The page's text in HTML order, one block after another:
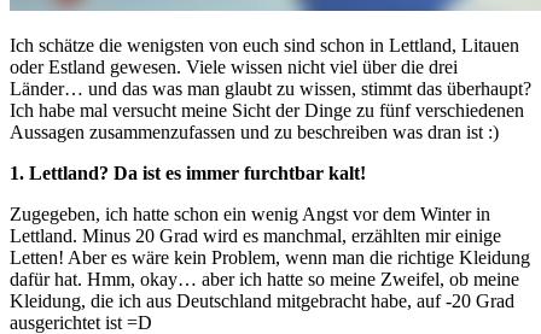
Ich schätze die wenigsten von euch sind schon in Lettland, Litauen
oder Estland gewesen. Viele wissen nicht viel über die drei
Länder… und das was man glaubt zu wissen, stimmt das überhaupt?
Ich habe mal versucht meine Sicht der Dinge zu fünf verschiedenen
Aussagen zusammenzufassen und zu beschreiben was dran ist :)
1. Lettland? Da ist es immer furchtbar kalt!
Zugegeben, ich hatte schon ein wenig Angst vor dem Winter in
Lettland. Minus 20 Grad wird es manchmal, erzählten mir einige
Letten! Aber es wäre kein Problem, wenn man die richtige Kleidung
dafür hat. Hmm, okay… aber ich hatte so meine Zweifel, ob meine
Kleidung, die ich aus Deutschland mitgebracht habe, auf -20 Grad
ausgerichtet ist =D